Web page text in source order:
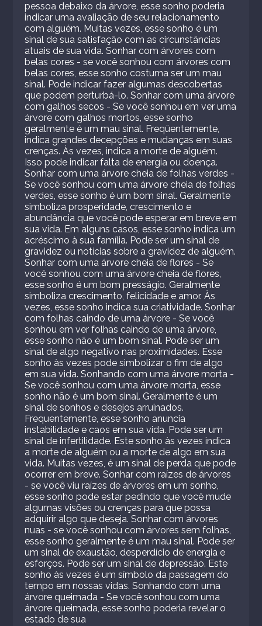
pessoa debaixo da árvore, esse sonho poderia
indicar uma avaliação de seu relacionamento
com alguém. Muitas vezes, esse sonho é um
sinal de sua satisfação com as circunstâncias
atuais de sua vida. Sonhar com árvores com
belas cores - se você sonhou com árvores com
belas cores, esse sonho costuma ser um mau
sinal. Pode indicar fazer algumas descobertas
que podem perturbá-lo. Sonhar com uma árvore
com galhos secos - Se você sonhou em ver uma
árvore com galhos mortos, esse sonho
geralmente é um mau sinal. Freqüentemente,
indica grandes decepções e mudanças em suas
crenças. Às vezes, indica a morte de alguém.
Isso pode indicar falta de energia ou doença.
Sonhar com uma árvore cheia de folhas verdes -
Se você sonhou com uma árvore cheia de folhas
verdes, esse sonho é um bom sinal. Geralmente
simboliza prosperidade, crescimento e
abundância que você pode esperar em breve em
sua vida. Em alguns casos, esse sonho indica um
acréscimo à sua família. Pode ser um sinal de
gravidez ou notícias sobre a gravidez de alguém.
Sonhar com uma árvore cheia de flores - Se
você sonhou com uma árvore cheia de flores,
esse sonho é um bom presságio. Geralmente
simboliza crescimento, felicidade e amor. Às
vezes, esse sonho indica sua criatividade. Sonhar
com folhas caindo de uma árvore - Se você
sonhou em ver folhas caindo de uma árvore,
esse sonho não é um bom sinal. Pode ser um
sinal de algo negativo nas proximidades. Esse
sonho às vezes pode simbolizar o fim de algo
em sua vida. Sonhando com uma árvore morta -
Se você sonhou com uma árvore morta, esse
sonho não é um bom sinal. Geralmente é um
sinal de sonhos e desejos arruinados.
Frequentemente, esse sonho anuncia
instabilidade e caos em sua vida. Pode ser um
sinal de infertilidade. Este sonho às vezes indica
a morte de alguém ou a morte de algo em sua
vida. Muitas vezes, é um sinal de perda que pode
ocorrer em breve. Sonhar com raízes de árvores
- se você viu raízes de árvores em um sonho,
esse sonho pode estar pedindo que você mude
algumas visões ou crenças para que possa
adquirir algo que deseja. Sonhar com árvores
nuas - se você sonhou com árvores sem folhas,
esse sonho geralmente é um mau sinal. Pode ser
um sinal de exaustão, desperdício de energia e
esforços. Pode ser um sinal de depressão. Este
sonho às vezes é um símbolo da passagem do
tempo em nossas vidas. Sonhando com uma
árvore queimada - Se você sonhou com uma
árvore queimada, esse sonho poderia revelar o
estado de sua